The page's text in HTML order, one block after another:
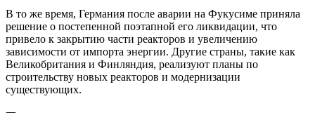
В то же время, Германия после аварии на Фукусиме приняла
решение о постепенной поэтапной его ликвидации, что
привело к закрытию части реакторов и увеличению
зависимости от импорта энергии. Другие страны, такие как
Великобритания и Финляндия, реализуют планы по
строительству новых реакторов и модернизации
существующих.